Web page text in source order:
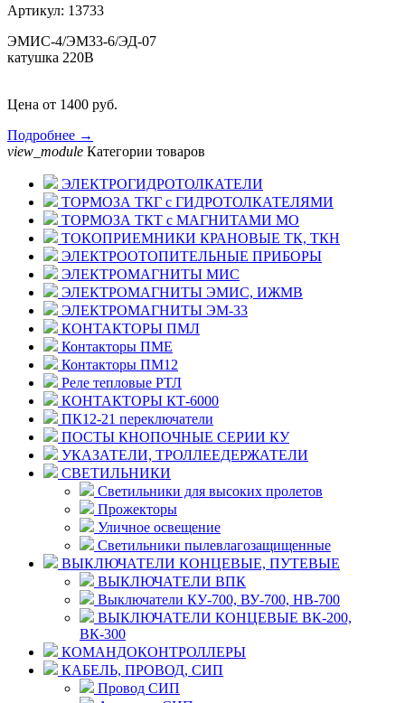
Артикул: 13733
ЭМИС-4/ЭМ33-6/ЭД-07
катушка 220В
Цена от 1400 руб.
Подробнее →
view_module Категории товаров
ЭЛЕКТРОГИДРОТОЛКАТЕЛИ
ТОРМОЗА ТКГ с ГИДРОТОЛКАТЕЛЯМИ
ТОРМОЗА ТКТ с МАГНИТАМИ МО
ТОКОПРИЕМНИКИ КРАНОВЫЕ ТК, ТКН
ЭЛЕКТРООТОПИТЕЛЬНЫЕ ПРИБОРЫ
ЭЛЕКТРОМАГНИТЫ МИС
ЭЛЕКТРОМАГНИТЫ ЭМИС, ИЖМВ
ЭЛЕКТРОМАГНИТЫ ЭМ-33
КОНТАКТОРЫ ПМЛ
Контакторы ПМЕ
Контакторы ПМ12
Реле тепловые РТЛ
КОНТАКТОРЫ КТ-6000
ПК12-21 переключатели
ПОСТЫ КНОПОЧНЫЕ СЕРИИ КУ
УКАЗАТЕЛИ, ТРОЛЛЕЕДЕРЖАТЕЛИ
СВЕТИЛЬНИКИ
Светильники для высоких пролетов
Прожекторы
Уличное освещение
Светильники пылевлагозащищенные
ВЫКЛЮЧАТЕЛИ КОНЦЕВЫЕ, ПУТЕВЫЕ
ВЫКЛЮЧАТЕЛИ ВПК
Выключатели КУ-700, ВУ-700, НВ-700
ВЫКЛЮЧАТЕЛИ КОНЦЕВЫЕ ВК-200,
ВК-300
КОМАНДОКОНТРОЛЛЕРЫ
КАБЕЛЬ, ПРОВОД, СИП
Провод СИП